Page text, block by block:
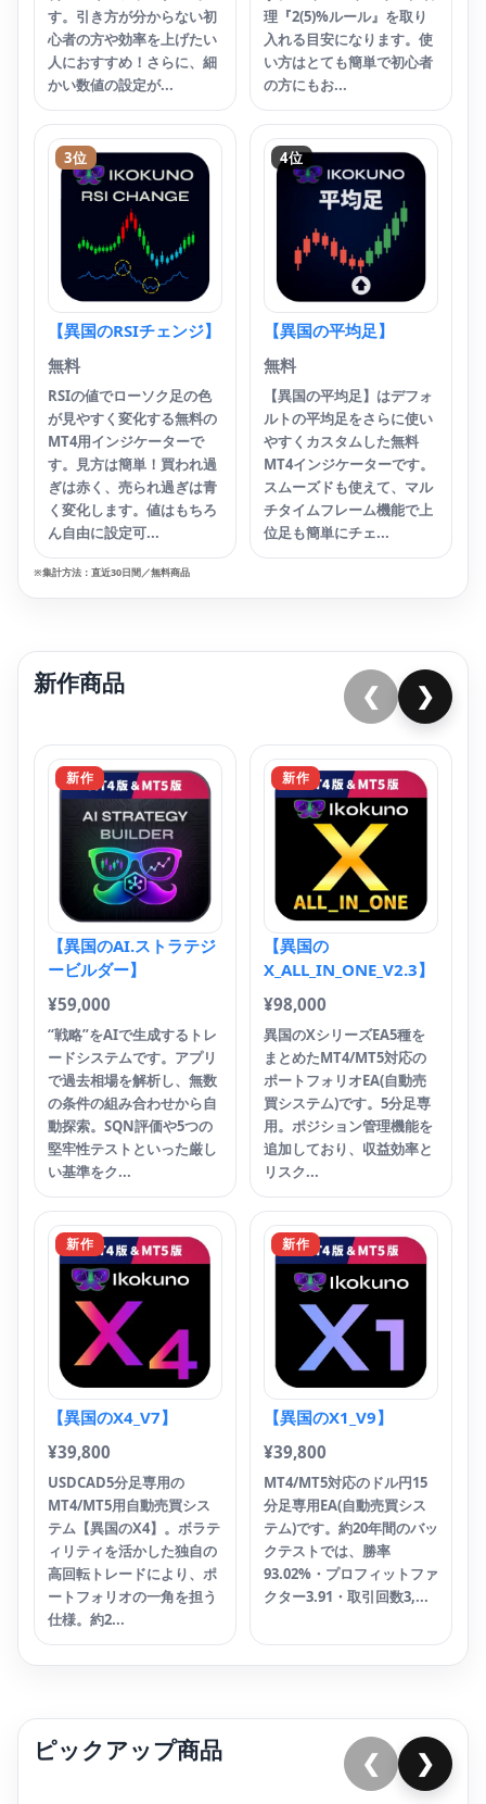
す。引き方が分からない初
心者の方や効率を上げたい
人におすすめ！さらに、細
かい数値の設定が...
理『2(5)%ルール』を取り
入れる目安になります。使
い方はとても簡単で初心者
の方にもお...
3位
【異国のRSIチェンジ】
無料
RSIの値でローソク足の色
が見やすく変化する無料の
MT4用インジケーターで
す。見方は簡単！買われ過
ぎは赤く、売られ過ぎは青
く変化します。値はもちろ
ん自由に設定可...
4位
【異国の平均足】
無料
【異国の平均足】はデフォ
ルトの平均足をさらに使い
やすくカスタムした無料
MT4インジケーターです。
スムーズドも使えて、マル
チタイムフレーム機能で上
位足も簡単にチェ...
※集計方法：直近30日間／無料商品
新作商品 ❮ ❯
新作
【異国のAI.ストラテジ
ービルダー】
¥59,000
“戦略”をAIで生成するトレ
ードシステムです。アプリ
で過去相場を解析し、無数
の条件の組み合わせから自
動探索。SQN評価や5つの
堅牢性テストといった厳し
い基準をク...
新作
【異国の
X_ALL_IN_ONE_V2.3】
¥98,000
異国のXシリーズEA5種を
まとめたMT4/MT5対応の
ポートフォリオEA(自動売
買システム)です。5分足専
用。ポジション管理機能を
追加しており、収益効率と
リスク...
新作
【異国のX4_V7】
¥39,800
USDCAD5分足専用の
MT4/MT5用自動売買シス
テム【異国のX4】。ボラテ
ィリティを活かした独自の
高回転トレードにより、ポ
ートフォリオの一角を担う
仕様。約2...
新作
【異国のX1_V9】
¥39,800
MT4/MT5対応のドル円15
分足専用EA(自動売買シス
テム)です。約20年間のバッ
クテストでは、勝率
93.02%・プロフィットファ
クター3.91・取引回数3,...
ピックアップ商品 ❮ ❯